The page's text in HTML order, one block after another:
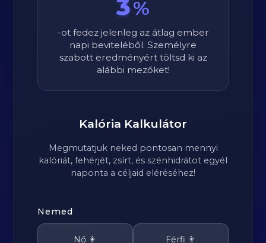
3%
-ot fedez jelenleg az átlag ember
napi beviteléből. Személyre
szabott eredményért töltsd ki az
alábbi mezőket!
Kalória Kalkulátor
Megmutatjuk neked pontosan mennyi
kalóriát, fehérjét, zsírt, és szénhidrátot egyél
naponta a céljaid eléréséhez!
Nemed
Nő 👩 Férfi 👨